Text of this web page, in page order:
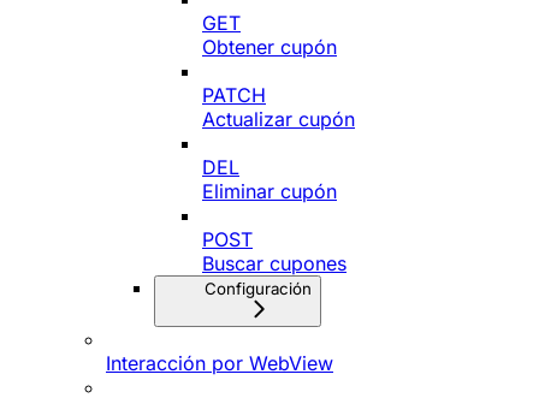
GET
Obtener cupón
PATCH
Actualizar cupón
DEL
Eliminar cupón
POST
Buscar cupones
Configuración
Interacción por WebView